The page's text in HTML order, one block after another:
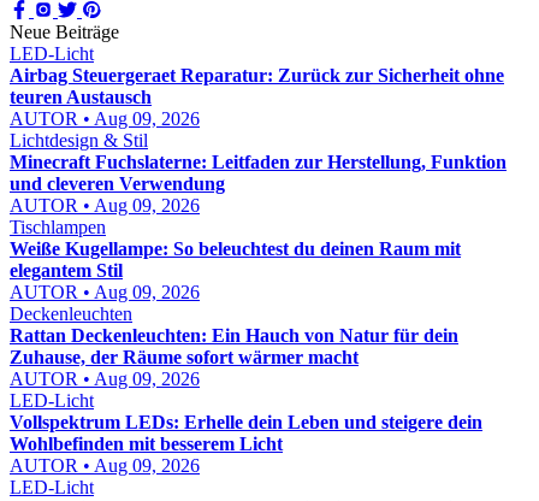
Neue Beiträge
LED-Licht
Airbag Steuergeraet Reparatur: Zurück zur Sicherheit ohne
teuren Austausch
AUTOR • Aug 09, 2026
Lichtdesign & Stil
Minecraft Fuchslaterne: Leitfaden zur Herstellung, Funktion
und cleveren Verwendung
AUTOR • Aug 09, 2026
Tischlampen
Weiße Kugellampe: So beleuchtest du deinen Raum mit
elegantem Stil
AUTOR • Aug 09, 2026
Deckenleuchten
Rattan Deckenleuchten: Ein Hauch von Natur für dein
Zuhause, der Räume sofort wärmer macht
AUTOR • Aug 09, 2026
LED-Licht
Vollspektrum LEDs: Erhelle dein Leben und steigere dein
Wohlbefinden mit besserem Licht
AUTOR • Aug 09, 2026
LED-Licht